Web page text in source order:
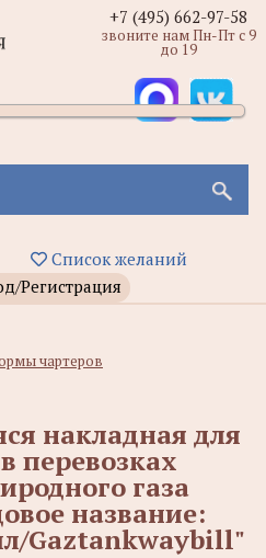
Список желаний
Регистрация
+7 (495) 662-97-58
звоните нам Пн-Пт с 9
до 19
чартеров
накладная для
перевозках
газа
название:
Gaztankwaybill"